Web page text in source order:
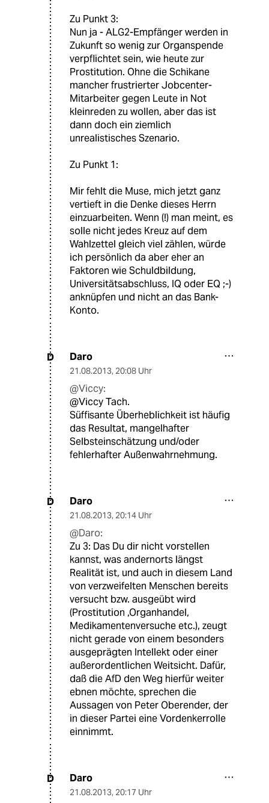
Zu Punkt 3:
Nun ja - ALG2-Empfänger werden in
Zukunft so wenig zur Organspende
verpflichtet sein, wie heute zur
Prostitution. Ohne die Schikane
mancher frustrierter Jobcenter-
Mitarbeiter gegen Leute in Not
kleinreden zu wollen, aber das ist
dann doch ein ziemlich
unrealistisches Szenario.
Zu Punkt 1:
Mir fehlt die Muse, mich jetzt ganz
vertieft in die Denke dieses Herrn
einzuarbeiten. Wenn (!) man meint, es
solle nicht jedes Kreuz auf dem
Wahlzettel gleich viel zählen, würde
ich persönlich da aber eher an
Faktoren wie Schuldbildung,
Universitätsabschluss, IQ oder EQ ;-)
anknüpfen und nicht an das Bank-
Konto.
D Daro
21.08.2013, 20:08 Uhr
@Viccy:
@Viccy Tach.
Süffisante Überheblichkeit ist häufig
das Resultat, mangelhafter
Selbsteinschätzung und/oder
fehlerhafter Außenwahrnehmung.
D Daro
21.08.2013, 20:14 Uhr
@Daro:
Zu 3: Das Du dir nicht vorstellen
kannst, was andernorts längst
Realität ist, und auch in diesem Land
von verzweifelten Menschen bereits
versucht bzw. ausgeübt wird
(Prostitution ,Organhandel,
Medikamentenversuche etc.), zeugt
nicht gerade von einem besonders
ausgeprägten Intellekt oder einer
außerordentlichen Weitsicht. Dafür,
daß die AfD den Weg hierfür weiter
ebnen möchte, sprechen die
Aussagen von Peter Oberender, der
in dieser Partei eine Vordenkerrolle
einnimmt.
D Daro
21.08.2013, 20:17 Uhr